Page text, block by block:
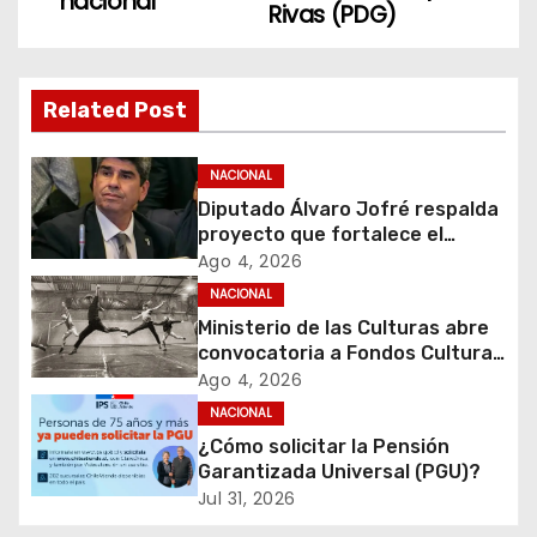
a
c
i
ó
n
d
e
e
n
Rivas (PDG)
Related Post
NACIONAL
Diputado Álvaro Jofré respalda
proyecto que fortalece el
control de identidad durante
estados de excepción
Ago 4, 2026
NACIONAL
Ministerio de las Culturas abre
convocatoria a Fondos Cultura
2027 con foco en
transparencia, innovación y
acceso ciudadano
Ago 4, 2026
NACIONAL
¿Cómo solicitar la Pensión
Garantizada Universal (PGU)?
Jul 31, 2026